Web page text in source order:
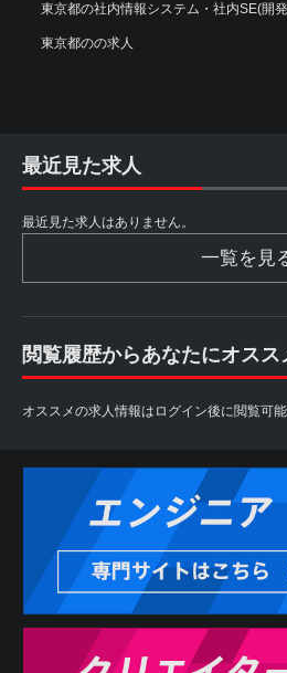
東京都の社内情報システム・社内SE(開
東京都のの求人
最近見た求人
最近見た求人はありません。
一覧を見
閲覧履歴からあなたにオスス
オススメの求人情報はログイン後に閲覧可